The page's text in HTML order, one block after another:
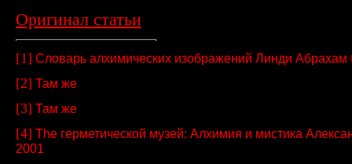
Оригинал статьи
[1] Словарь алхимических изображений Линди Абрахам
[2] Там же
[3] Там же
[4] The герметической музей: Алхимия и мистика
2001